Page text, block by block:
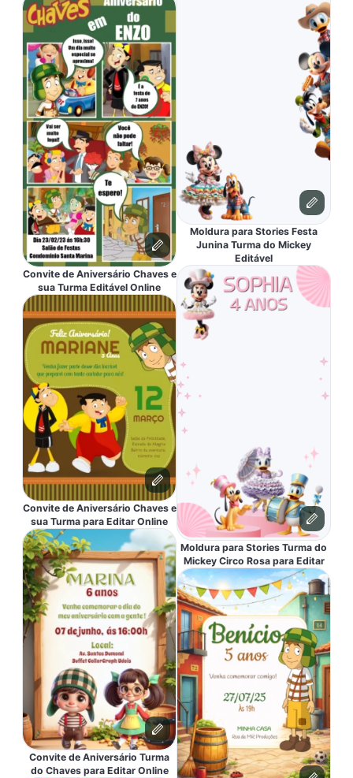
Convite de Aniversário Chaves e
sua Turma Editável Online
Convite de Aniversário Chaves e
sua Turma para Editar Online
Convite de Aniversário Turma
do Chaves para Editar Online
Moldura para Stories Festa
Junina Turma do Mickey
Editável
Moldura para Stories Turma do
Mickey Circo Rosa para Editar